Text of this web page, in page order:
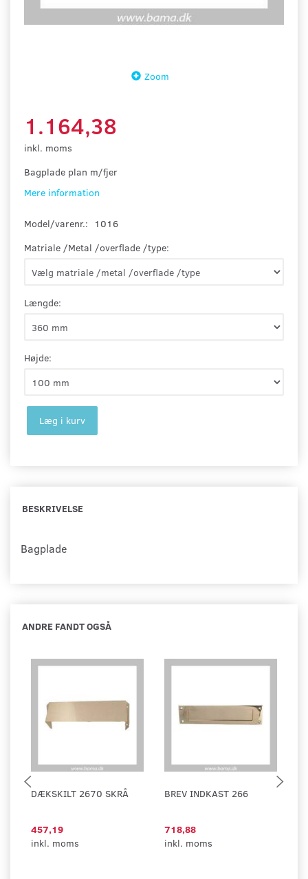
Zoom
1.164,38
inkl. moms
Bagplade plan m/fjer
Mere information
Model/varenr.:
1016
Matriale /Metal /overflade /type:
Længde:
Højde:
Læg i kurv
BESKRIVELSE
Bagplade
ANDRE FANDT OGSÅ
DÆKSKILT 2670 SKRÅ
457,19
inkl. moms
BREV INDKAST 266
718,88
inkl. moms